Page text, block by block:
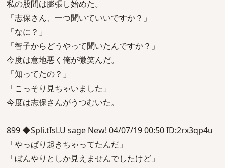
私の股間は膨張し始めた。
「志保さん、一つ聞いていいですか？」
「なに？」
「智子からどうやって聞いたんですか？」
今度は意地悪く俺が微笑んだ。
「知ってたの？」
「こっそり見ちゃいました」
今度は志保さんがうつむいた。
899 ◆Spli.tIsLU sage New! 04/07/19 00:50 ID:2rx3qp4u
「やっぱり起きちゃってたんだ」
「ぼんやりとしか見えませんでしたけど」